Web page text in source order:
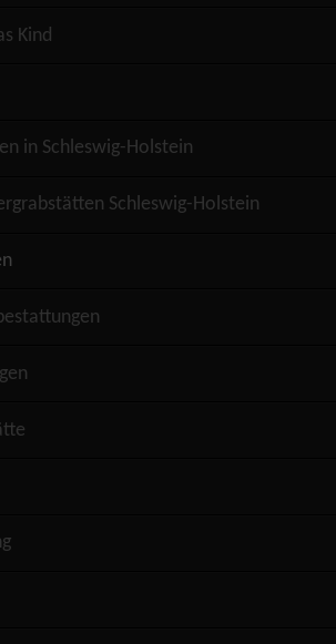
Kind
in Schleswig-Holstein
Schleswig-Holstein